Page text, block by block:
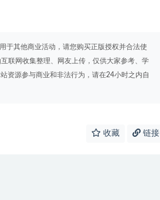
于其他商业活动，请您购买正版授权并合法使
联网收集整理、网友上传，仅供大家参考、学
资源参与商业和非法行为，请在24小时之内自
收藏 链接